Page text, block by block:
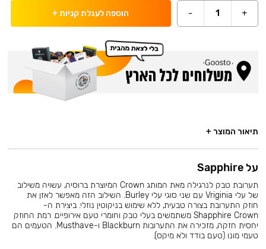
+
1
- הוספה לעגלת קניות +
תיאור המוצר +
על Sapphire
תערובת טבק לנרגילה מאת המותג Crown המיוצרת ברוסיה, עשויה משילוב
של עלי Vriginia עם שני סוגי עלי Burley. השילוב הזה מאפשר לאזן את
חוזק התערובת בצורה טבעית, ללא שימוש בניקוטין נוזלי. ביצירת ה-
Shapphire Crown משתמשים בעלי טבק וחומרי טעם אירופיים. רמת החוזק
יחסית חזקה, מזכירה את התערובות Blackburn ו-Musthave. הטעמים הם
טעמי מונו (טעם בודד ולא מיקס).